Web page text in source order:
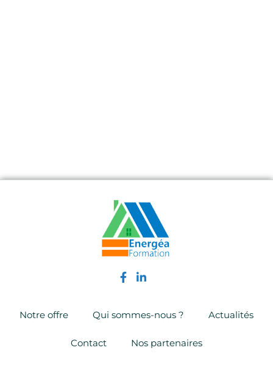
Notre offre Qui sommes-nous ? Actualités
Contact Nos partenaires